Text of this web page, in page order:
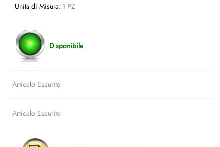
Unita di Misura: 1 PZ
Disponibile
Articolo Esaurito
Articolo Esaurito